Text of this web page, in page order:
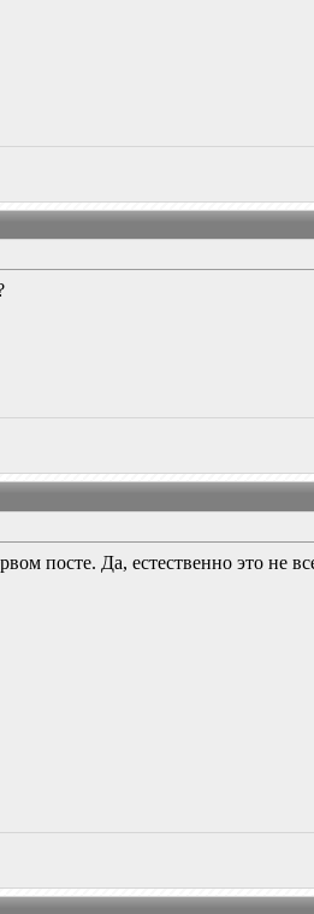
посте. Да, естественно это не